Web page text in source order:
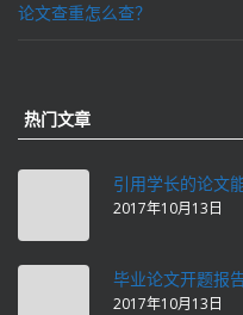
论文查重怎么查？
热门文章
引用学长的论文
2017年10月13日
毕业论文开题报
2017年10月13日